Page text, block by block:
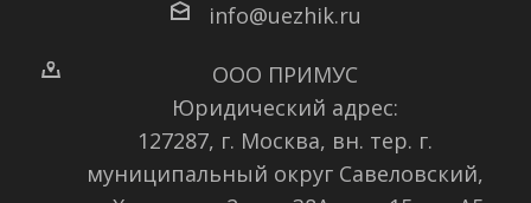
info@uezhik.ru
ООО ПРИМУС
Юридический адрес:
127287, г. Москва, вн. тер. г.
муниципальный округ Савеловский,